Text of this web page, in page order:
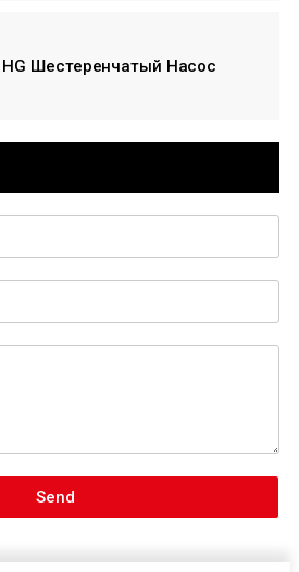
HG Шестеренчатый Насос
Send